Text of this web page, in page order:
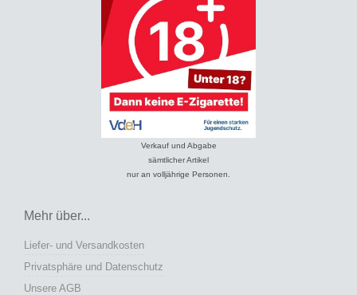
Verkauf und Abgabe
sämtlicher Artikel
nur an volljährige Personen.
Mehr über...
Liefer- und Versandkosten
Privatsphäre und Datenschutz
Unsere AGB